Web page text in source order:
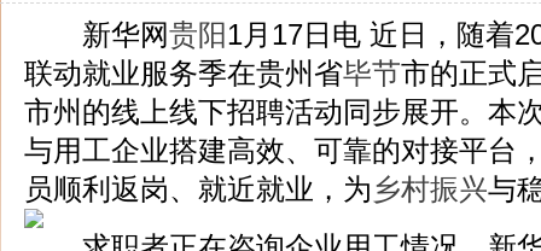
新华网贵阳1月17日电 近日，随着
联动就业服务季在贵州省毕节市的正式
市州的线上线下招聘活动同步展开。本
与用工企业搭建高效、可靠的对接平台
员顺利返岗、就近就业，为乡村振兴与